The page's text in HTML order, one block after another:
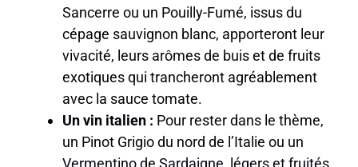
Sancerre ou un Pouilly-Fumé, issus du
cépage sauvignon blanc, apporteront leur
vivacité, leurs arômes de buis et de fruits
exotiques qui trancheront agréablement
avec la sauce tomate.
Un vin italien : Pour rester dans le thème,
un Pinot Grigio du nord de l’Italie ou un
Vermentino de Sardaigne, légers et fruités,